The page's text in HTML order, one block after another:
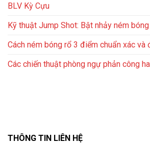
BLV Kỳ Cựu
Kỹ thuật Jump Shot: Bật nhảy ném
Cách ném bóng rổ 3 điểm chuẩn xác và
Các chiến thuật phòng ngự phản công
THÔNG TIN LIÊN HỆ